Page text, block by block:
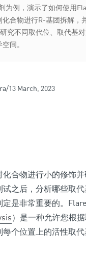
为例，演示了如何使用
合物进行R-基团拆解
究不同取代位、取代基
间。
13 March, 2023
合物进行小的修饰
之后，分析哪些取
是非常重要的。
）是一种允许您根
个位置上的活性取代